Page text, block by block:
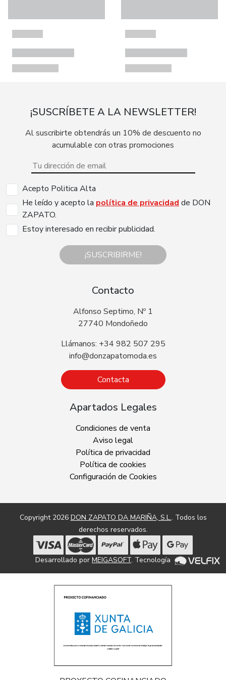
¡SUSCRÍBETE A LA NEWSLETTER!
Al suscribirte obtendrás un 10% de descuento no
acumulable con otras promociones
Acepto Politica Alta
He leído y acepto la política de privacidad de DON
ZAPATO.
Estoy interesado en recibir publicidad.
¡SUSCRIBIRME!
Contacto
Alfonso Septimo, Nº 1
27740 Mondoñedo
Llámanos: +34 982 507 295
info@donzapatomoda.es
Contacta
Apartados Legales
Condiciones de venta
Aviso legal
Política de privacidad
Política de cookies
Configuración de Cookies
Copyright 2026 DON ZAPATO DA MARIÑA, S.L.. Todos los
derechos reservados.
Desarrollado por MEIGASOFT. Tecnología